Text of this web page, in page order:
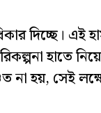
দিচ্ছে। এই
হাতে
না হয়, সেই